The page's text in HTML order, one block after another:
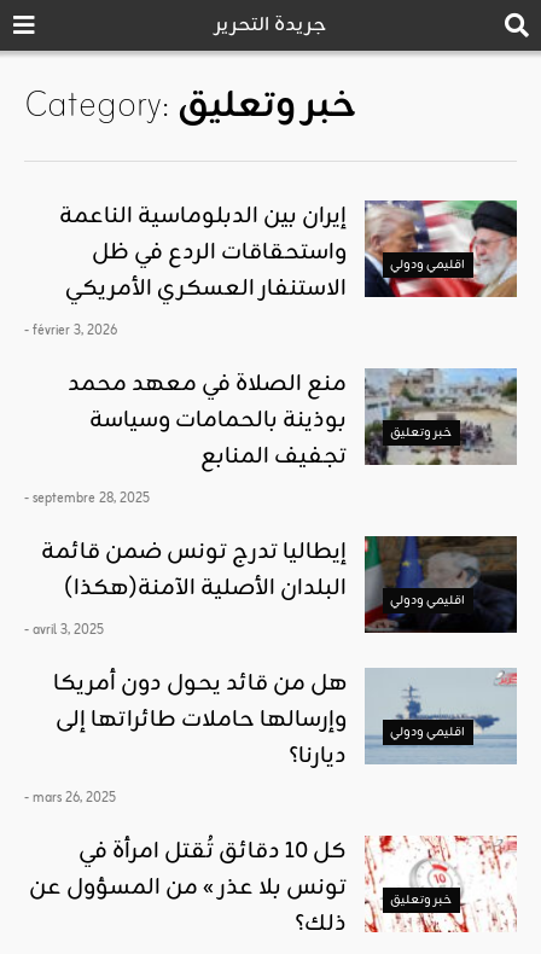
جريدة التحرير
Category:خبر وتعليق
اقليمي ودولي
إيران بين الدبلوماسية الناعمة
واستحقاقات الردع في ظل
الاستنفار العسكري الأمريكي
- février 3, 2026
خبر وتعليق
منع الصلاة في معهد محمد
بوذينة بالحمامات وسياسة
تجفيف المنابع
- septembre 28, 2025
اقليمي ودولي
إيطاليا تدرج تونس ضمن قائمة
البلدان الأصلية الآمنة(هكذا)
- avril 3, 2025
اقليمي ودولي
هل من قائد يحول دون أمريكا
وإرسالها حاملات طائراتها إلى
ديارنا؟
- mars 26, 2025
خبر وتعليق
كل 10 دقائق تُقتل امرأة في
تونس بلا عذر » من المسؤول عن
ذلك؟